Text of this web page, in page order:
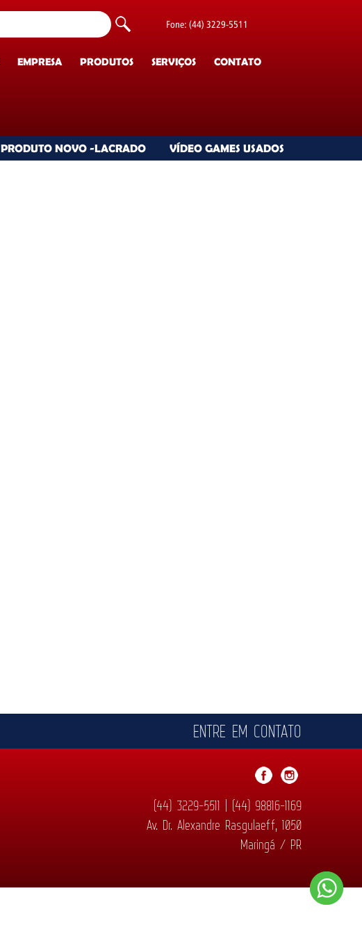
Fone: (44) 3229-5511
CONTATO
SERVIÇOS
PRODUTOS
EMPRESA
PRODUTO NOVO -LACRADO VÍDEO GAMES USADOS
ENTRE EM CONTATO
(44) 3229-5511 | (44) 98816-1169
Av. Dr. Alexandre Rasgulaeff, 1050
Maringá / PR